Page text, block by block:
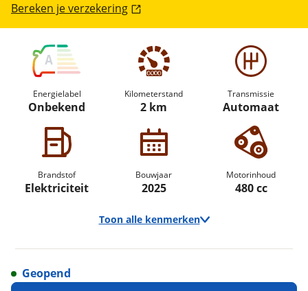
A
Energielabel
Onbekend
Kilometerstand
2 km
Transmissie
Automaat
Brandstof
Elektriciteit
Bouwjaar
2025
Motorinhoud
480 cc
Toon alle kenmerken
Bereken je verzekering
Geopend